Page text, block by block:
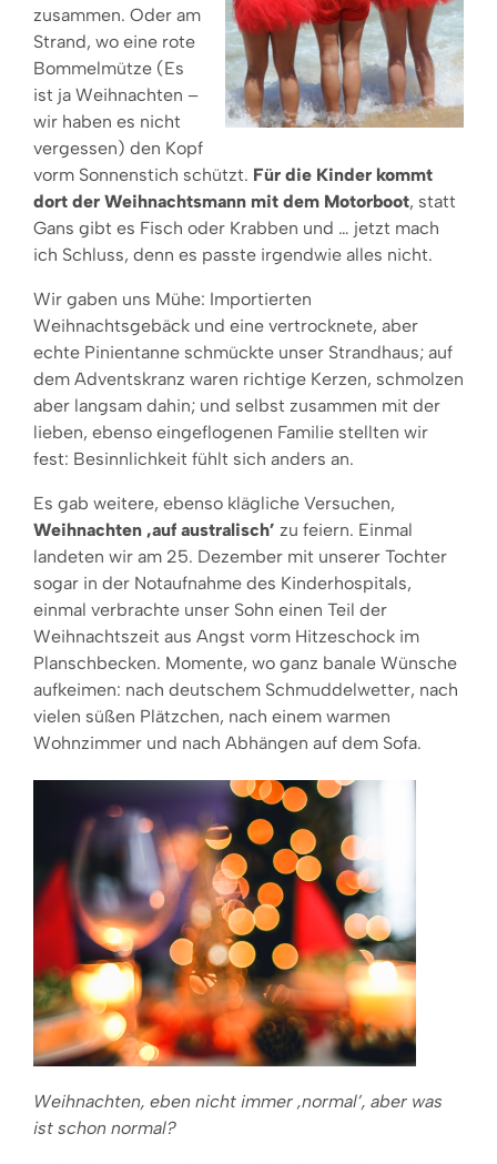
zusammen. Oder am
Strand, wo eine rote
Bommelmütze (Es
ist ja Weihnachten –
wir haben es nicht
vergessen) den Kopf
vorm Sonnenstich schützt. Für die Kinder kommt
dort der Weihnachtsmann mit dem Motorboot, statt
Gans gibt es Fisch oder Krabben und … jetzt mach
ich Schluss, denn es passte irgendwie alles nicht.
Wir gaben uns Mühe: Importierten
Weihnachtsgebäck und eine vertrocknete, aber
echte Pinientanne schmückte unser Strandhaus; auf
dem Adventskranz waren richtige Kerzen, schmolzen
aber langsam dahin; und selbst zusammen mit der
lieben, ebenso eingeflogenen Familie stellten wir
fest: Besinnlichkeit fühlt sich anders an.
Es gab weitere, ebenso klägliche Versuchen,
Weihnachten ‚auf australisch’ zu feiern. Einmal
landeten wir am 25. Dezember mit unserer Tochter
sogar in der Notaufnahme des Kinderhospitals,
einmal verbrachte unser Sohn einen Teil der
Weihnachtszeit aus Angst vorm Hitzeschock im
Planschbecken. Momente, wo ganz banale Wünsche
aufkeimen: nach deutschem Schmuddelwetter, nach
vielen süßen Plätzchen, nach einem warmen
Wohnzimmer und nach Abhängen auf dem Sofa.
Weihnachten, eben nicht immer ‚normal’, aber was
ist schon normal?